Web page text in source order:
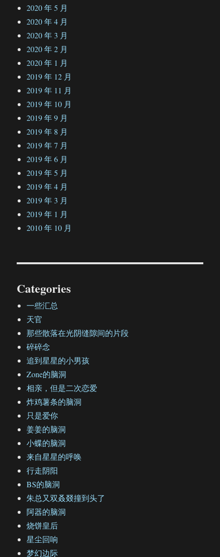
2020 年 5 月
2020 年 4 月
2020 年 3 月
2020 年 2 月
2020 年 1 月
2019 年 12 月
2019 年 11 月
2019 年 10 月
2019 年 9 月
2019 年 8 月
2019 年 7 月
2019 年 6 月
2019 年 5 月
2019 年 4 月
2019 年 3 月
2019 年 1 月
2010 年 10 月
Categories
一些汇总
天官
那些散落在光阴缝隙间的片段
碎碎念
追到星星的小男孩
Zone的脑洞
相亲，但是二次恋爱
炸鸡薯条的脑洞
只是爱你
姜姜的脑洞
小蝶的脑洞
来自星星的呼唤
行走阴阳
BS的脑洞
朱总又双叒叕撞到头了
阿器的脑洞
烧饼皇后
星尘回响
梦幻边际